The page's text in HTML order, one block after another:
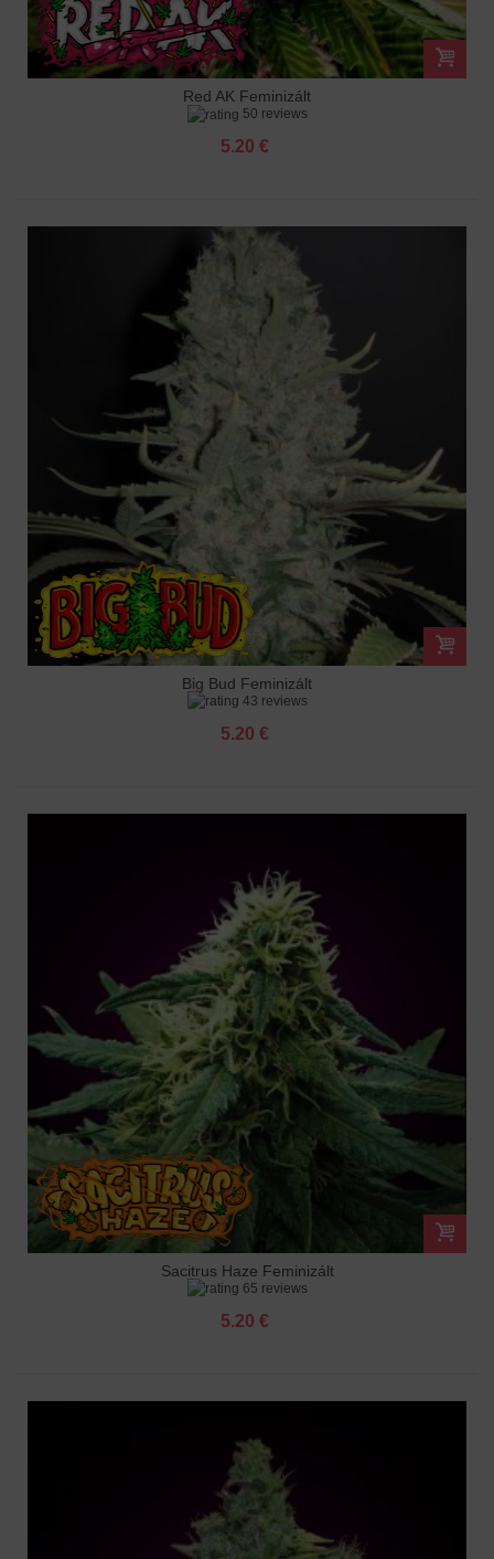
Red AK Feminizált
50 reviews
5.20 €
Big Bud Feminizált
43 reviews
5.20 €
Sacitrus Haze Feminizált
65 reviews
5.20 €